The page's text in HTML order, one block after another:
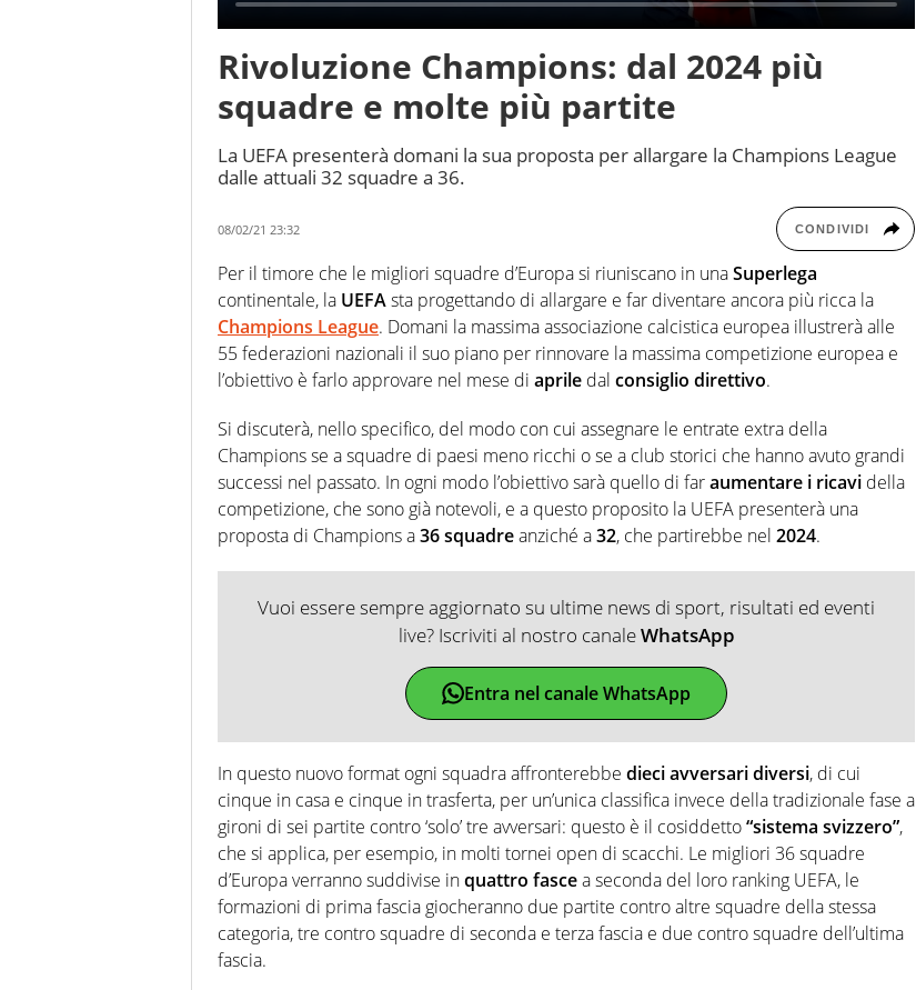
Rivoluzione Champions: dal 2024 più
squadre e molte più partite
La UEFA presenterà domani la sua proposta per allargare la Champions League
dalle attuali 32 squadre a 36.
08/02/21 23:32 CONDIVIDI
Per il timore che le migliori squadre d’Europa si riuniscano in unaSuperlega
continentale, la UEFAsta progettando di allargare e far diventare ancora più ricca la
Champions League. Domani la massima associazione calcistica europea illustrerà alle
55 federazioni nazionali il suo piano per rinnovare la massima competizione europea e
l’obiettivo è farlo approvare nel mese di aprile dal consiglio direttivo.
Si discuterà, nello specifico, del modo con cui assegnare le entrate extra della
Champions se a squadre di paesi meno ricchi o se a club storici che hanno avuto grandi
successi nel passato. In ogni modo l’obiettivo sarà quello di faraumentare i ricavi della
competizione, che sono già notevoli, e a questo proposito la UEFA presenterà una
proposta di Champions a36 squadreanziché a32, che partirebbe nel 2024.
Vuoi essere sempre aggiornato su ultime news di sport, risultati ed eventi
live? Iscriviti al nostro canaleWhatsApp
Entra nel canale WhatsApp
In questo nuovo format ogni squadra affronterebbe dieci avversari diversi, di cui
cinque in casa e cinque in trasferta, per un’unica classifica invece della tradizionale fase a
gironi di sei partite contro ‘solo’ tre avversari: questo è il cosiddetto“sistema svizzero”,
che si applica, per esempio, in molti tornei open di scacchi. Le migliori 36 squadre
d’Europa verranno suddivise inquattro fascea seconda del loro ranking UEFA, le
formazioni di prima fascia giocheranno due partite contro altre squadre della stessa
categoria, tre contro squadre di seconda e terza fascia e due contro squadre dell’ultima
fascia.